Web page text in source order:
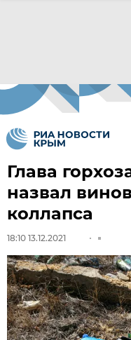
Глава
назвал
коллапса
18:10 13.12.2021